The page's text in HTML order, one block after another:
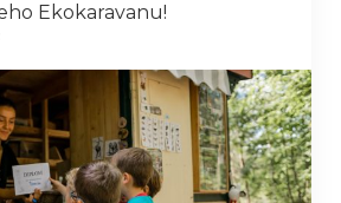
Ekokaravanu!